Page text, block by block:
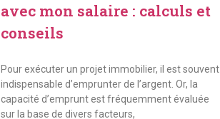
avec mon salaire : calculs et
conseils
Pour exécuter un projet immobilier, il est souvent
indispensable d’emprunter de l’argent. Or, la
capacité d’emprunt est fréquemment évaluée
sur la base de divers facteurs,